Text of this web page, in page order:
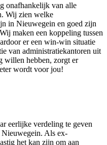
onafhankelijk van alle
Wij zien welke
in Nieuwegein en goed zijn
maken een koppeling tussen
er een win-win situatie
van administratiekantoren uit
willen hebben, zorgt er
wordt voor jou!
eerlijke verdeling te geven
Nieuwegein. Als ex-
het kan zijn om aan